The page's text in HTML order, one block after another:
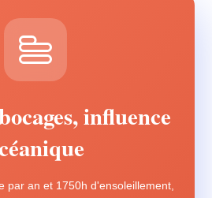
influence
par an et 1750h d'ensoleillement,